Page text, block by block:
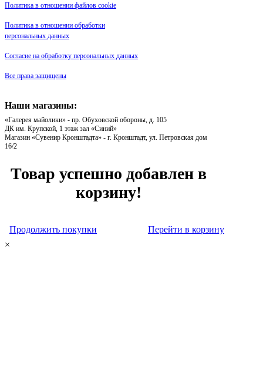
Политика в отношении файлов cookie
Политика в отношении обработки
персональных данных
Согласие на обработку персональных данных
Все права защищены
Наши магазины:
«Галерея майолики» - пр. Обуховской обороны, д. 105
ДК им. Крупской, 1 этаж зал «Синий»
Магазин «Сувенир Кронштадта» - г. Кронштадт, ул. Петровская дом
16/2
Товар успешно добавлен в
корзину!
Продолжить покупки
Перейти в корзину
×